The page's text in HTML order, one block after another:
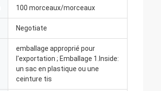
100 morceaux/morceaux
Negotiate
emballage approprié pour
l'exportation ; Emballage 1.Inside:
un sac en plastique ou une
ceinture tis